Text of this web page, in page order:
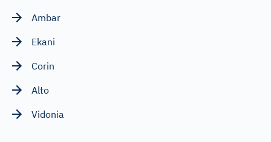
Ambar
Ekani
Corin
Alto
Vidonia